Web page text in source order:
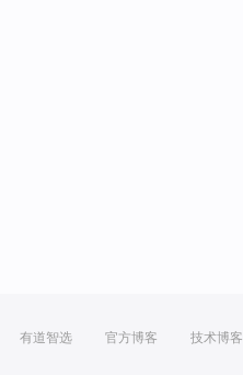
有道智选 官方博客 技术博客